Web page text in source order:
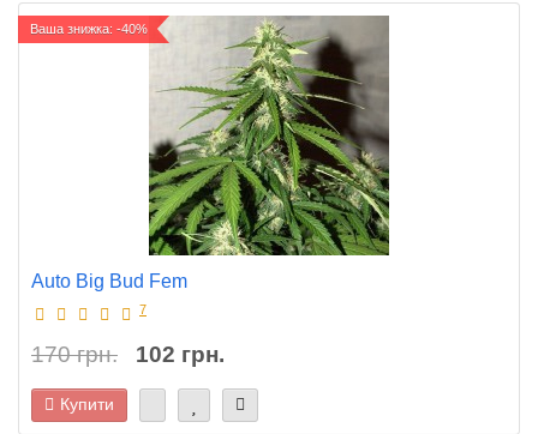
Ваша знижка: -40%
Auto Big Bud Fem
7
170 грн. 102 грн.
Купити